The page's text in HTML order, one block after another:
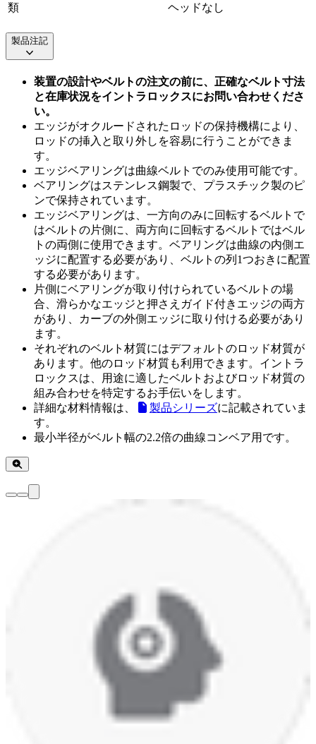
類
ヘッドなし
製品注記
装置の設計やベルトの注文の前に、正確なベルト寸法
と在庫状況をイントラロックスにお問い合わせくださ
い。
エッジがオクルードされたロッドの保持機構により、
ロッドの挿入と取り外しを容易に行うことができま
す。
エッジベアリングは曲線ベルトでのみ使用可能です。
ベアリングはステンレス鋼製で、プラスチック製のピ
ンで保持されています。
エッジベアリングは、一方向のみに回転するベルトで
はベルトの片側に、両方向に回転するベルトではベル
トの両側に使用できます。ベアリングは曲線の内側エ
ッジに配置する必要があり、ベルトの列1つおきに配置
する必要があります。
片側にベアリングが取り付けられているベルトの場
合、滑らかなエッジと押さえガイド付きエッジの両方
があり、カーブの外側エッジに取り付ける必要があり
ます。
それぞれのベルト材質にはデフォルトのロッド材質が
あります。他のロッド材質も利用できます。イントラ
ロックスは、用途に適したベルトおよびロッド材質の
組み合わせを特定するお手伝いをします。
詳細な材料情報は、
製品シリーズに記載されていま
す。
最小半径がベルト幅の2.2倍の曲線コンベア用です。